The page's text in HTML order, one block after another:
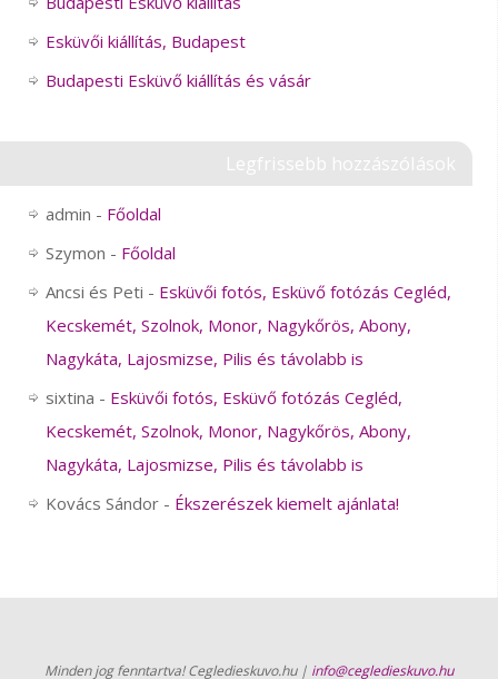
Esküvői kiállítás, Budapest
Budapesti Esküvő kiállítás és vásár
Legfrissebb hozzászólások
admin - Főoldal
Szymon - Főoldal
Ancsi és Peti - Esküvői fotós, Esküvő fotózás Cegléd,
Kecskemét, Szolnok, Monor, Nagykőrös, Abony,
Nagykáta, Lajosmizse, Pilis és távolabb is
sixtina - Esküvői fotós, Esküvő fotózás Cegléd,
Kecskemét, Szolnok, Monor, Nagykőrös, Abony,
Nagykáta, Lajosmizse, Pilis és távolabb is
Kovács Sándor- Ékszerészek kiemelt ajánlata!
Minden jog fenntartva! Cegledieskuvo.hu | info@cegledieskuvo.hu